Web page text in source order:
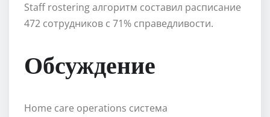
Staff rostering алгоритм составил расписание
472 сотрудников с 71% справедливости.
Обсуждение
Home care operations система